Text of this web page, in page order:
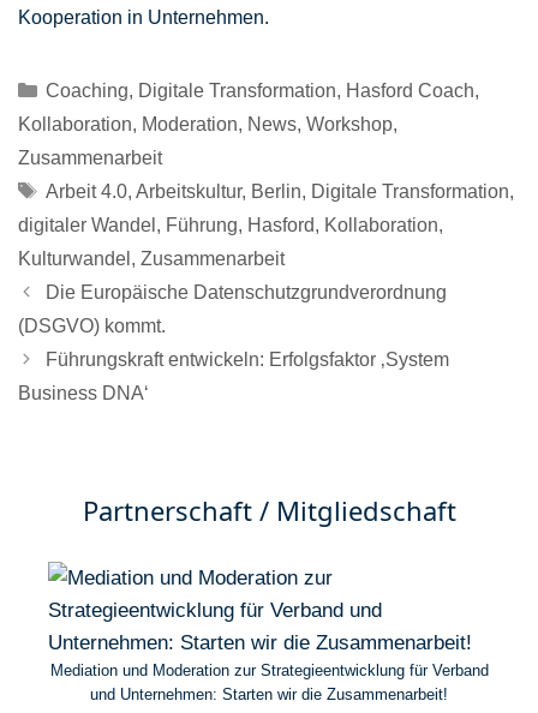
Kooperation in Unternehmen.
Kategorien
Coaching, Digitale Transformation, Hasford Coach,
Kollaboration, Moderation, News, Workshop,
Zusammenarbeit
Schlagwörter
Arbeit 4.0, Arbeitskultur, Berlin, Digitale Transformation,
digitaler Wandel , Führung, Hasford, Kollaboration,
Kulturwandel , Zusammenarbeit
Die Europäische Datenschutzgrundverordnung
(DSGVO) kommt.
Führungskraft entwickeln: Erfolgsfaktor ‚System
Business DNA‘
Partnerschaft / Mitgliedschaft
Mediation und Moderation zur Strategieentwicklung für Verband
und Unternehmen: Starten wir die Zusammenarbeit!